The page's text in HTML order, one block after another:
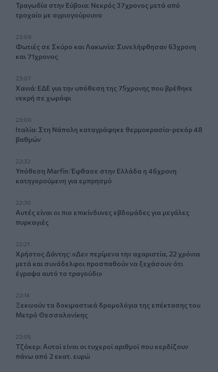
Τραγωδία στην Εύβοια: Νεκρός 37χρονος μετά από
τροχαίο με αγριογούρουνο
23:09
Φωτιές σε Σκύρο και Λακωνία: Συνελήφθησαν 63χρονη
και 71χρονος
23:07
Χανιά: ΕΔΕ για την υπόθεση της 75χρονης που βρέθηκε
νεκρή σε χωράφι
23:00
Ιταλία: Στη Νάπολη καταγράφηκε θερμοκρασία-ρεκόρ 48
βαθμών
22:32
Υπόθεση Marfin: Έφθασε στην Ελλάδα η 46χρονη
κατηγορούμενη για εμπρησμό
22:30
Αυτές είναι οι πιο επικίνδυνες εβδομάδες για μεγάλες
πυρκαγιές
22:21
Χρήστος Δάντης: «Δεν περίμενα την αχαριστία, 22 χρόνια
μετά και συνάδελφοι προσπαθούν να ξεχάσουν ότι
έγραψα αυτό το τραγούδι»
22:14
Ξεκινούν τα δοκιμαστικά δρομολόγια της επέκτασης του
Μετρό Θεσσαλονίκης
22:05
Τζόκερ: Αυτοί είναι οι τυχεροί αριθμοί που κερδίζουν
πάνω από 2 εκατ. ευρώ